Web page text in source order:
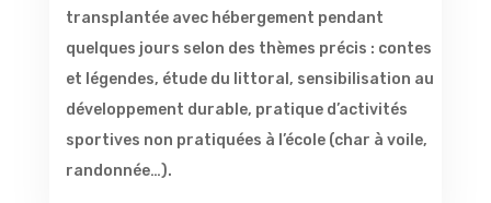
transplantée avec hébergement pendant
quelques jours selon des thèmes précis : contes
et légendes, étude du littoral, sensibilisation au
développement durable, pratique d’activités
sportives non pratiquées à l’école (char à voile,
randonnée…).